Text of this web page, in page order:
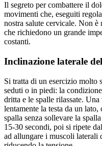
Il segreto per combattere il
movimenti che, eseguiti
nostra salute cervicale. Non è
che richiedono un grande
costanti.
Inclinazione laterale
Si tratta di un esercizio molto
seduti o in piedi: la
dritta e le spalle rilassate.
lentamente la testa da un
spalla senza sollevare la
15-30 secondi, poi si ripete
ad allungare i muscoli